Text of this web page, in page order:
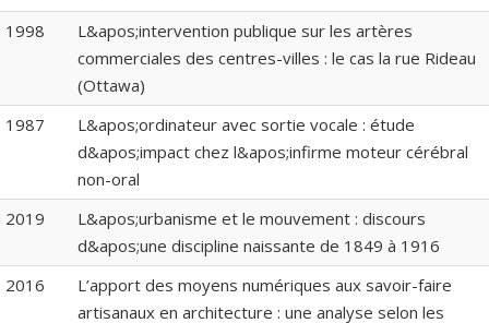
1998
L&apos;intervention publique sur les artères
commerciales des centres-villes : le cas la rue Rideau
(Ottawa)
1987
L&apos;ordinateur avec sortie vocale : étude
d&apos;impact chez l&apos;infirme moteur cérébral
non-oral
2019
L&apos;urbanisme et le mouvement : discours
d&apos;une discipline naissante de 1849 à 1916
2016
L’apport des moyens numériques aux savoir-faire
artisanaux en architecture : une analyse selon les